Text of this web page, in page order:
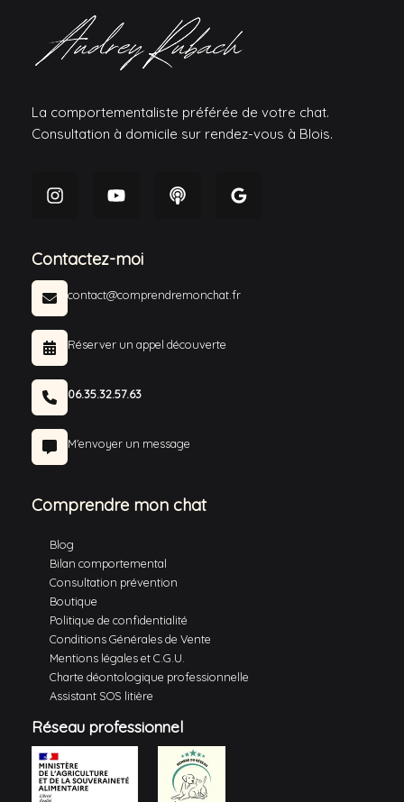
La comportementaliste préférée de votre chat.
Consultation à domicile sur rendez-vous à Blois.
Contactez-moi
contact@comprendremonchat.fr
Réserver un appel découverte
06.35.32.57.63
M'envoyer un message
Comprendre mon chat
Blog
Bilan comportemental
Consultation prévention
Boutique
Politique de confidentialité
Conditions Générales de Vente
Mentions légales et C.G.U.
Charte déontologique professionnelle
Assistant SOS litière
Réseau professionnel